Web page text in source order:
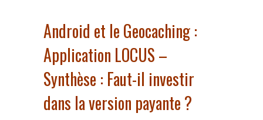
Android et le Geocaching :
Application LOCUS –
Synthèse : Faut-il investir
dans la version payante ?